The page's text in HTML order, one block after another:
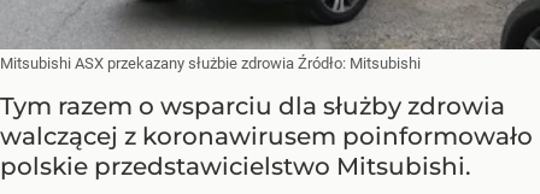
Mitsubishi ASX przekazany służbie zdrowia Źródło: Mitsubishi
Tym razem o wsparciu dla służby zdrowia
walczącej z koronawirusem poinformowało
polskie przedstawicielstwo Mitsubishi.